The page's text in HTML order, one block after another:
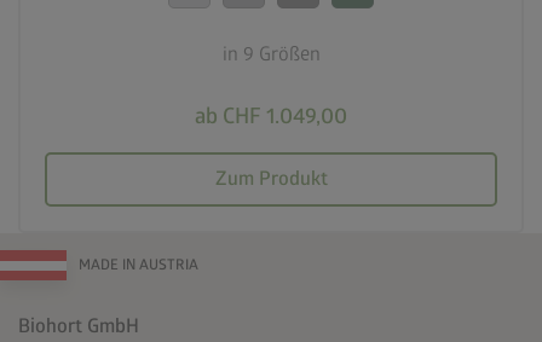
in 9 Größen
ab CHF 1.049,00
Zum Produkt
MADE IN AUSTRIA
Biohort GmbH